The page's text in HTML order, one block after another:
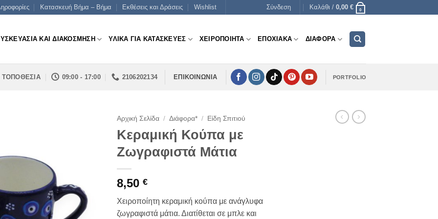
Κατασκευή Βήμα – Βήμα Εκθέσεις και Δράσεις Wishlist Σύνδεση Καλάθι / 0,00 € 0
ΚΑΙ ΔΙΑΚΟΣΜΗΣΗ ΥΛΙΚΑ ΓΙΑ ΚΑΤΑΣΚΕΥΕΣ ΧΕΙΡΟΠΟΙΗΤΑ ΕΠΟΧΙΑΚΑ ΔΙΑΦΟΡΑ
ΤΟΠΟΘΕΣΙΑ 09:00 - 17:00 2106202134 ΕΠΙΚΟΙΝΩΝΙΑ PORTFOLIO
Αρχική Σελίδα / Διάφορα* / Είδη Σπιτιού
Κεραμική Κούπα με
Ζωγραφιστά Μάτια
8,50 €
Χειροποίητη κεραμική κούπα με ανάγλυφα
ζωγραφιστά μάτια. Διατίθεται σε μπλε και